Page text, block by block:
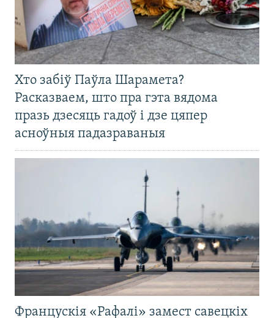
Хто забіў Паўла Шарамета?
Расказваем, што пра гэта вядома
празь дзесяць гадоў і дзе цяпер
асноўныя падазраваныя
Францускія «Рафалі» замест савецкіх